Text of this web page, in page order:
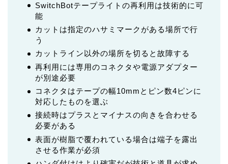
SwitchBotテープライトの再利用は技術的に可
能
カットは指定のハサミマークがある場所で行
う
カットライン以外の場所を切ると故障する
再利用には専用のコネクタや電源アダプター
が別途必要
コネクタはテープの幅10mmとピン数4ピンに
対応したものを選ぶ
接続時はプラスとマイナスの向きを合わせる
必要がある
表面が樹脂で覆われている場合は端子を露出
させる作業が必須